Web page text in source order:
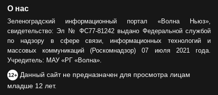
Сила тыла
30.05.2024
О нас
Зеленоградский информационный портал «Волна Ньюз»,
свидетельство: Эл № ФС77-81242 выдано Федеральной службой
по надзору в сфере связи, информационных технологий и
массовых коммуникаций (Роскомнадзор) 07 июля 2021 года.
Учредитель: МАУ «РГ «Волна».
12+ Данный сайт не предназначен для просмотра лицам
младше 12 лет.